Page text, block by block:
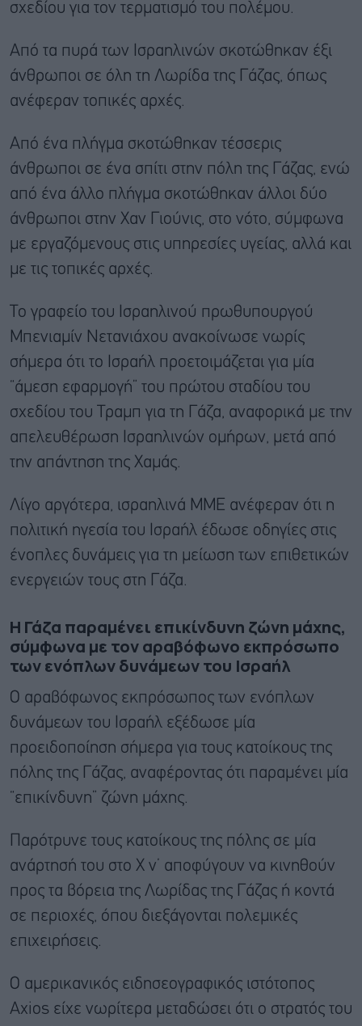
σχεδίου για τον τερματισμό του πολέμου.
Από τα πυρά των Ισραηλινών σκοτώθηκαν έξι
άνθρωποι σε όλη τη Λωρίδα της Γάζας, όπως
ανέφεραν τοπικές αρχές.
Από ένα πλήγμα σκοτώθηκαν τέσσερις
άνθρωποι σε ένα σπίτι στην πόλη της Γάζας, ενώ
από ένα άλλο πλήγμα σκοτώθηκαν άλλοι δύο
άνθρωποι στην Χαν Γιούνις, στο νότο, σύμφωνα
με εργαζόμενους στις υπηρεσίες υγείας, αλλά και
με τις τοπικές αρχές.
Το γραφείο του Ισραηλινού πρωθυπουργού
Μπενιαμίν Νετανιάχου ανακοίνωσε νωρίς
σήμερα ότι το Ισραήλ προετοιμάζεται για μία
“άμεση εφαρμογή” του πρώτου σταδίου του
σχεδίου του Τραμπ για τη Γάζα, αναφορικά με την
απελευθέρωση Ισραηλινών ομήρων, μετά από
την απάντηση της Χαμάς.
Λίγο αργότερα, ισραηλινά ΜΜΕ ανέφεραν ότι η
πολιτική ηγεσία του Ισραήλ έδωσε οδηγίες στις
ένοπλες δυνάμεις για τη μείωση των επιθετικών
ενεργειών τους στη Γάζα.
Η Γάζα παραμένει επικίνδυνη ζώνη μάχης,
σύμφωνα με τον αραβόφωνο εκπρόσωπο
των ενόπλων δυνάμεων του Ισραήλ
Ο αραβόφωνος εκπρόσωπος των ενόπλων
δυνάμεων του Ισραήλ εξέδωσε μία
προειδοποίηση σήμερα για τους κατοίκους της
πόλης της Γάζας, αναφέροντας ότι παραμένει μία
“επικίνδυνη” ζώνη μάχης.
Παρότρυνε τους κατοίκους της πόλης σε μία
ανάρτησή του στο Χ ν’ αποφύγουν να κινηθούν
προς τα βόρεια της Λωρίδας της Γάζας ή κοντά
σε περιοχές, όπου διεξάγονται πολεμικές
επιχειρήσεις.
Ο αμερικανικός ειδησεογραφικός ιστότοπος
Axios είχε νωρίτερα μεταδώσει ότι ο στρατός του